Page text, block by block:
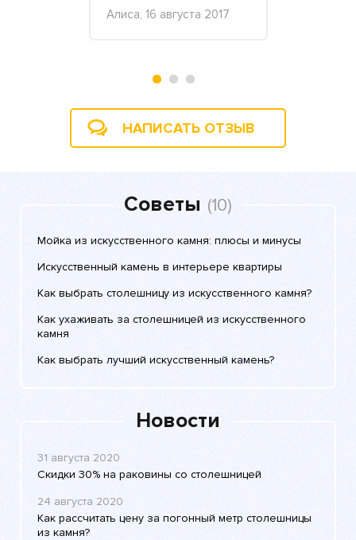
Алиса, 16 августа 2017
НАПИСАТЬ ОТЗЫВ
Советы (10)
Мойка из искусственного камня: плюсы и минусы
Искусственный камень в интерьере квартиры
Как выбрать столешницу из искусственного камня?
Как ухаживать за столешницей из искусственного
камня
Как выбрать лучший искусственный камень?
Новости
31 августа 2020
Скидки 30% на раковины со столешницей
24 августа 2020
Как рассчитать цену за погонный метр столешницы
из камня?